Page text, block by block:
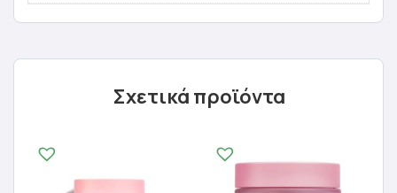
Σχετικά προϊόντα